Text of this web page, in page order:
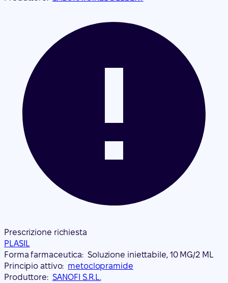
Prescrizione richiesta
PLASIL
Forma farmaceutica: Soluzione iniettabile, 10 MG/2 ML
Principio attivo: metoclopramide
Produttore: SANOFI S.R.L.